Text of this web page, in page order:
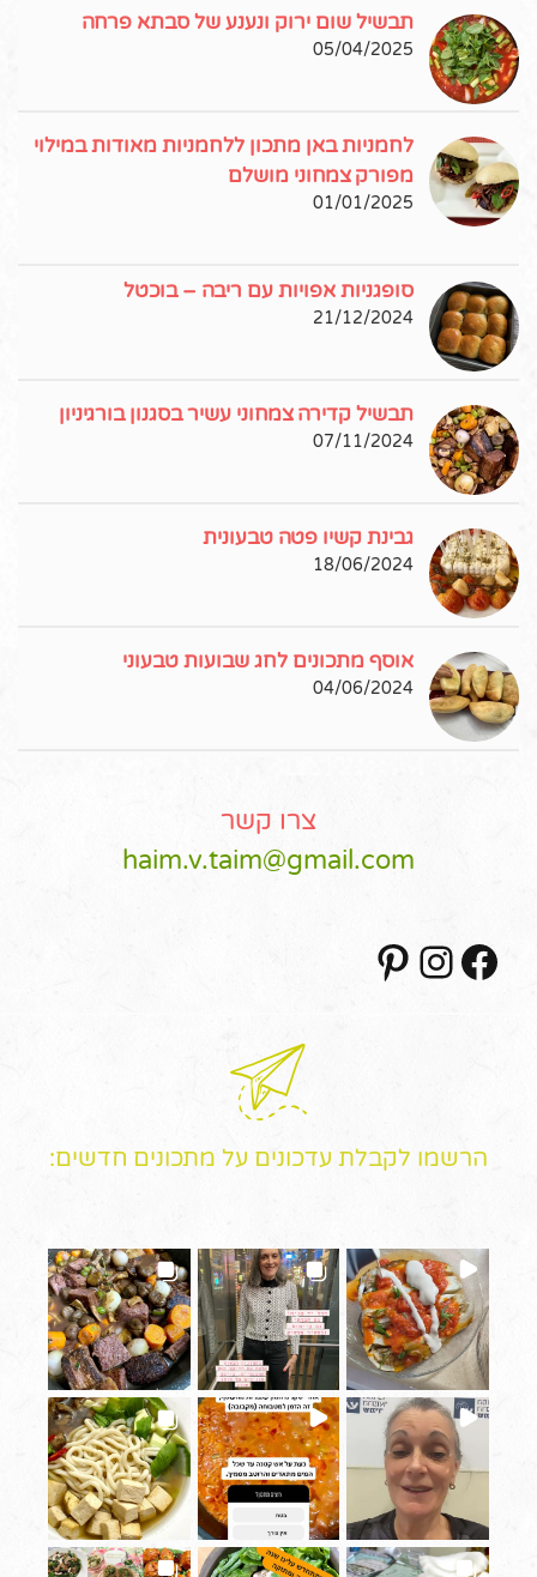
תבשיל שום ירוק ונענע של סבתא פרחה
05/04/2025
לחמניות באן מתכון ללחמניות מאודות במילוי
מפורק צמחוני מושלם
01/01/2025
סופגניות אפויות עם ריבה – בוכטל
21/12/2024
תבשיל קדירה צמחוני עשיר בסגנון בורגיניון
07/11/2024
גבינת קשיו פטה טבעונית
18/06/2024
אוסף מתכונים לחג שבועות טבעוני
04/06/2024
צרו קשר
haim.v.taim@gmail.com
Facebook
Instagram
הרשמו לקבלת עדכונים על מתכונים חדשים: